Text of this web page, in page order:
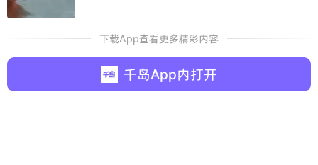
下载App查看更多精彩内容
千岛App内打开